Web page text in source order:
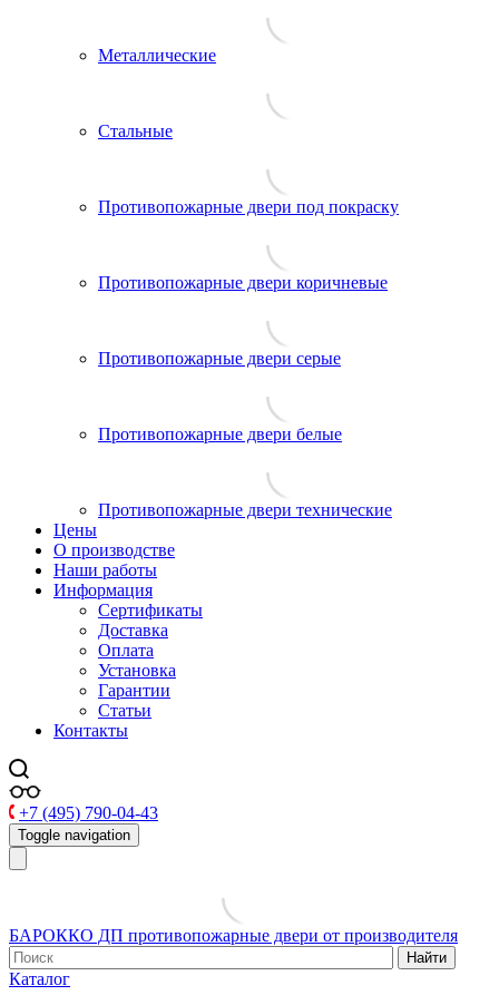
Металлические
Стальные
Противопожарные двери под покраску
Противопожарные двери коричневые
Противопожарные двери серые
Противопожарные двери белые
Противопожарные двери технические
Цены
О производстве
Наши работы
Информация
Сертификаты
Доставка
Оплата
Установка
Гарантии
Статьи
Контакты
+7 (495) 790-04-43
Toggle navigation
БАРОККО ДП противопожарные двери от производителя
Найти
Каталог